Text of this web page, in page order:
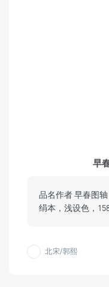
早
品名作者 早春图
绢本，浅设色，
北宋/郭熙